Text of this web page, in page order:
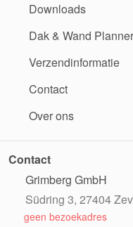
Downloads
Dak & Wand Planner
Verzendinformatie
Contact
Over ons
Contact
Grimberg GmbH
Südring 3, 27404
geen bezoekadres